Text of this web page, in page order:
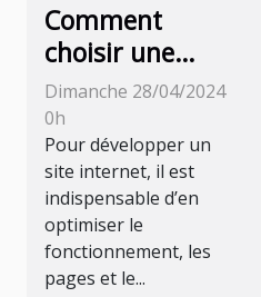
Comment
choisir une
agence web à
la-valette-du-
var ?
Dimanche 28/04/2024
0h
Pour développer un
site internet, il est
indispensable d’en
optimiser le
fonctionnement, les
pages et le...